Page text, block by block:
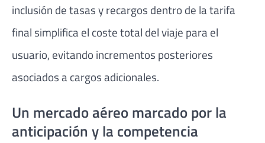
inclusión de tasas y recargos dentro de la tarifa
final simplifica el coste total del viaje para el
usuario, evitando incrementos posteriores
asociados a cargos adicionales.
Un mercado aéreo marcado por la
anticipación y la competencia